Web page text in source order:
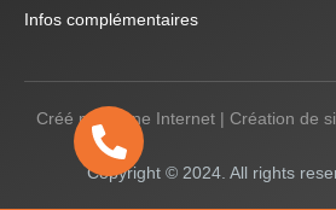
Infos complémentaires
Créé par Icone Internet | Création de
Copyright © 2024. All rights